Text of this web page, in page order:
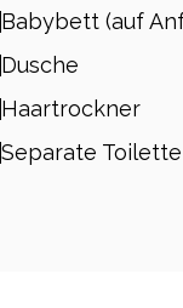
Babybett (auf
Dusche
Haartrockner
Separate Toilette